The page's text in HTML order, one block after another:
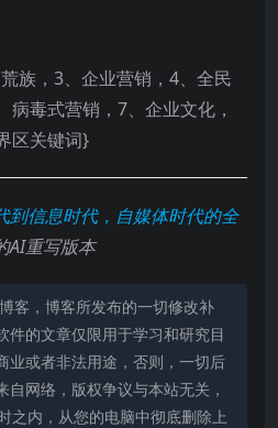
族，3、企业营销，4、全民
毒式营销，7、企业文化，
区关键词}
到信息时代，自媒体时代的全
AI重写版本
客，博客所发布的一切修改补
件的文章仅限用于学习和研究目
业或者非法用途，否则，一切后
网络，版权争议与本站无关，
之内，从您的电脑中彻底删除上